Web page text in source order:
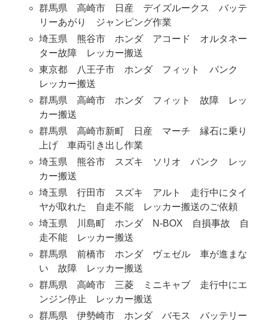
群馬県 高崎市 日産 デイズルークス バッテ
リーあがり ジャンピング作業
埼玉県 熊谷市 ホンダ アコード オルタネー
ター故障 レッカー搬送
東京都 八王子市 ホンダ フィット パンク
レッカー搬送
群馬県 高崎市 ホンダ フィット 故障 レッ
カー搬送
群馬県 高崎市新町 日産 マーチ 縁石に乗り
上げ 車両引き出し作業
埼玉県 熊谷市 スズキ ソリオ パンク レッ
カー搬送
埼玉県 行田市 スズキ アルト 走行中にタイ
ヤが取れた 自走不能 レッカー搬送のご依頼
埼玉県 川島町 ホンダ N-BOX 自損事故 自
走不能 レッカー搬送
群馬県 前橋市 ホンダ ヴェゼル 車が進まな
い 故障 レッカー搬送
群馬県 高崎市 三菱 ミニキャブ 走行中にエ
ンジン停止 レッカー搬送
群馬県 伊勢崎市 ホンダ バモス バッテリー